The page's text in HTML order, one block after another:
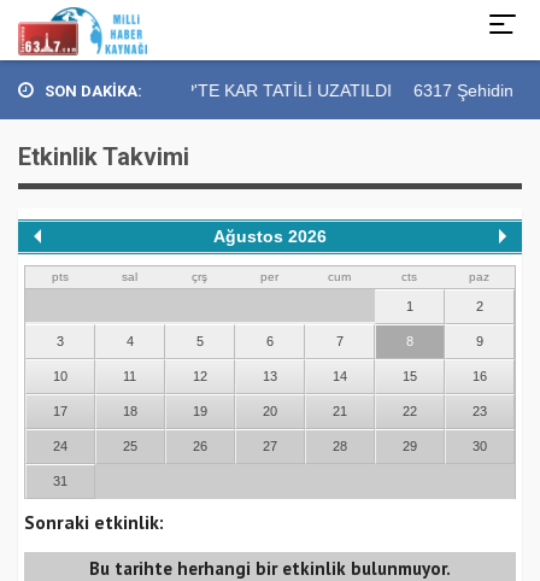
SON DAKİKA:GAZİANTEP'TE KAR TATİLİ UZATILDI 6317 Şehidin
Etkinlik Takvimi
Ağustos 2026
pts sal çrş per cum cts paz
1 2
3 4 5 6 7 8 9
10 11 12 13 14 15 16
17 18 19 20 21 22 23
24 25 26 27 28 29 30
31
Sonraki etkinlik:
Bu tarihte herhangi bir etkinlik bulunmuyor.